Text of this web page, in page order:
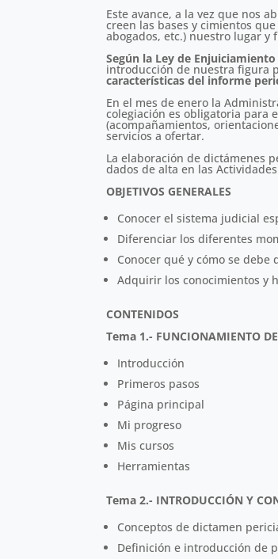
Este avance, a la vez que nos
creen las bases y cimientos
abogados, etc.) nuestro lugar y
Según la Ley de
introducción de nuestra figura
características del informe
En el mes de enero la
colegiación es obligatoria para
(acompañamientos,
servicios a ofertar.
La elaboración de dictámenes
dados de alta en las
OBJETIVOS GENERALES
Conocer el sistema judicial
Diferenciar los diferentes
Conocer qué y cómo se
Adquirir los conocimientos y
CONTENIDOS
Tema 1.- FUNCIONAMIENTO
Introducción
Primeros pasos
Página principal
Mi progreso
Mis cursos
Herramientas
Tema 2.- INTRODUCCIÓN Y
Conceptos de dictamen
Definición e introducción de